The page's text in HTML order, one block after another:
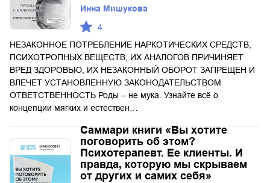
Инна Мишукова
4
НЕЗАКОННОЕ ПОТРЕБЛЕНИЕ НАРКОТИЧЕСКИХ СРЕДСТВ,
ПСИХОТРОПНЫХ ВЕЩЕСТВ, ИХ АНАЛОГОВ ПРИЧИНЯЕТ
ВРЕД ЗДОРОВЬЮ, ИХ НЕЗАКОННЫЙ ОБОРОТ ЗАПРЕЩЕН И
ВЛЕЧЕТ УСТАНОВЛЕННУЮ ЗАКОНОДАТЕЛЬСТВОМ
ОТВЕТСТВЕННОСТЬ Роды – не мука. Узнайте всё о
концепции мягких и естествен…
Саммари книги «Вы хотите
поговорить об этом?
Психотерапевт. Ее клиенты. И
правда, которую мы скрываем
от других и самих себя»